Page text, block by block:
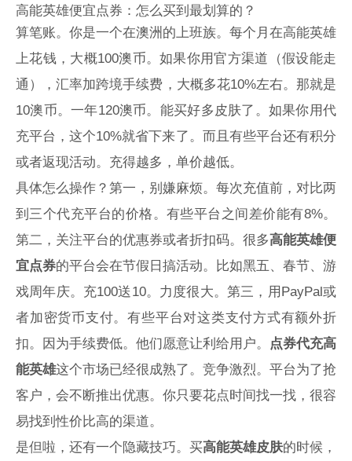
高能英雄便宜点券：怎么买到最划算的？
算笔账。你是一个在澳洲的上班族。每个月在高能英雄
上花钱，大概100澳币。如果你用官方渠道（假设能走
通），汇率加跨境手续费，大概多花10%左右。那就是
10澳币。一年120澳币。能买好多皮肤了。如果你用代
充平台，这个10%就省下来了。而且有些平台还有积分
或者返现活动。充得越多，单价越低。
具体怎么操作？第一，别嫌麻烦。每次充值前，对比两
到三个代充平台的价格。有些平台之间差价能有8%。
第二，关注平台的优惠券或者折扣码。很多高能英雄便
宜点券的平台会在节假日搞活动。比如黑五、春节、游
戏周年庆。充100送10。力度很大。第三，用PayPal或
者加密货币支付。有些平台对这类支付方式有额外折
扣。因为手续费低。他们愿意让利给用户。
点券代充高
能英雄这个市场已经很成熟了。竞争激烈。平台为了抢
客户，会不断推出优惠。你只要花点时间找一找，很容
易找到性价比高的渠道。
是但啦，还有一个隐藏技巧。买高能英雄皮肤的时候，